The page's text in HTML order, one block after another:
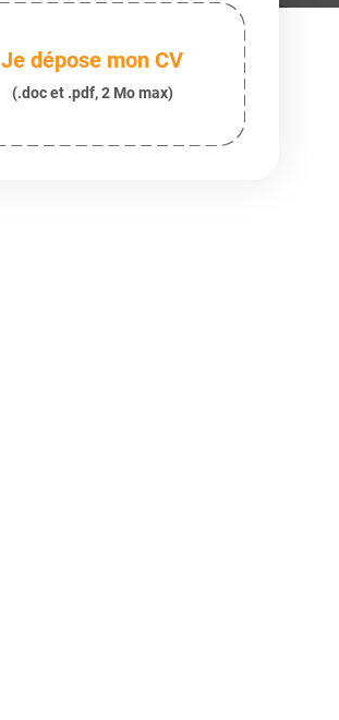
Je dépose mon CV
(.doc et .pdf, 2 Mo max)